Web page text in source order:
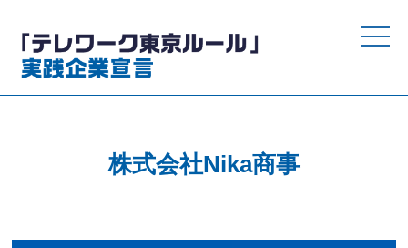
toggle
株式会社Nika商事